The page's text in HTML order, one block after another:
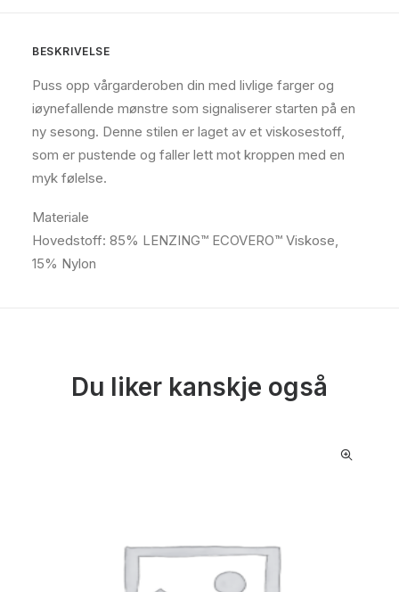
BESKRIVELSE
Puss opp vårgarderoben din med livlige farger og
iøynefallende mønstre som signaliserer starten på en
ny sesong. Denne stilen er laget av et viskosestoff,
som er pustende og faller lett mot kroppen med en
myk følelse.
Materiale
Hovedstoff: 85% LENZING™ ECOVERO™ Viskose,
15% Nylon
Du liker kanskje også